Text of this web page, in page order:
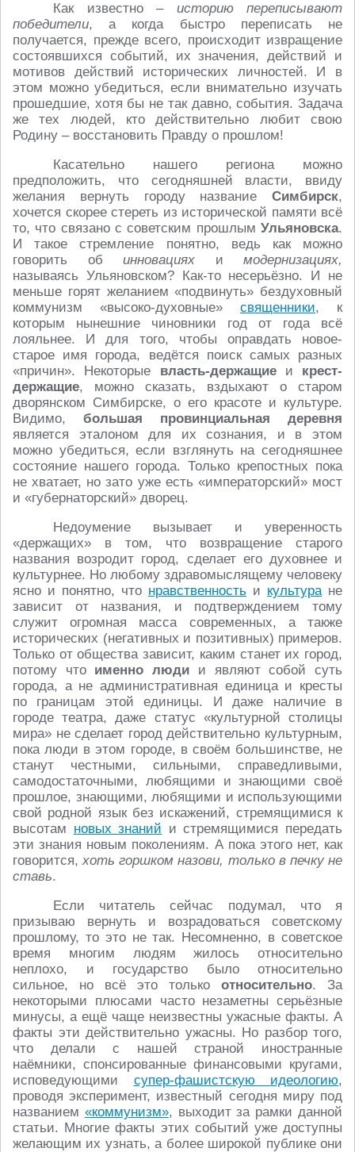
Как известно – историю переписывают
победители, а когда быстро переписать не
получается, прежде всего, происходит извращение
состоявшихся событий, их значения, действий и
мотивов действий исторических личностей. И в
этом можно убедиться, если внимательно изучать
прошедшие, хотя бы не так давно, события. Задача
же тех людей, кто действительно любит свою
Родину – восстановить Правду о прошлом!
Касательно нашего региона можно
предположить, что сегодняшней власти, ввиду
желания вернуть городу название Симбирск,
хочется скорее стереть из исторической памяти всё
то, что связано с советским прошлым Ульяновска.
И такое стремление понятно, ведь как можно
говорить об инновациях и модернизациях,
называясь Ульяновском? Как-то несерьёзно. И не
меньше горят желанием «подвинуть» бездуховный
коммунизм «высоко-духовные» священники, к
которым нынешние чиновники год от года всё
лояльнее. И для того, чтобы оправдать новое-
старое имя города, ведётся поиск самых разных
«причин». Некоторые власть-держащиеи крест-
держащие, можно сказать, вздыхают о старом
дворянском Симбирске, о его красоте и культуре.
Видимо, большая провинциальная деревня
является эталоном для их сознания, и в этом
можно убедиться, если взглянуть на сегодняшнее
состояние нашего города. Только крепостных пока
не хватает, но зато уже есть «императорский» мост
и «губернаторский» дворец.
Недоумение вызывает и уверенность
«держащих» в том, что возвращение старого
названия возродит город, сделает его духовнее и
культурнее. Но любому здравомыслящему человеку
ясно и понятно, что нравственность и культуране
зависит от названия, и подтверждением тому
служит огромная масса современных, а также
исторических (негативных и позитивных) примеров.
Только от общества зависит, каким станет их город,
потому что именно люди и являют собой суть
города, а не административная единица и кресты
по границам этой единицы. И даже наличие в
городе театра, даже статус «культурной столицы
мира» не сделает город действительно культурным,
пока люди в этом городе, в своём большинстве, не
станут честными, сильными, справедливыми,
самодостаточными, любящими и знающими своё
прошлое, знающими, любящими и использующими
свой родной язык без искажений, стремящимися к
высотам новых знаний и стремящимися передать
эти знания новым поколениям. А пока этого нет, как
говорится,хоть горшком назови, только в печку не
ставь.
Если читатель сейчас подумал, что я
призываю вернуть и возрадоваться советскому
прошлому, то это не так. Несомненно, в советское
время многим людям жилось относительно
неплохо, и государство было относительно
сильное, но всё это только относительно. За
некоторыми плюсами часто незаметны серьёзные
минусы, а ещё чаще неизвестны ужасные факты. А
факты эти действительно ужасны. Но разбор того,
что делали с нашей страной иностранные
наёмники, спонсированные финансовыми кругами,
исповедующими супер-фашистскую идеологию,
проводя эксперимент, известный сегодня миру под
названием «коммунизм», выходит за рамки данной
статьи. Многие факты этих событий уже доступны
желающим их узнать, а более широкой публике они